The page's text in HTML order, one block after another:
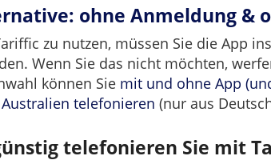
ohne Anmeldung &
zu nutzen, müssen Sie die App
Wenn Sie das nicht möchten,
können Sie mit und ohne App
telefonieren (nur aus
telefonieren Sie mit